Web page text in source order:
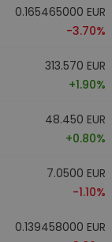
0.165465000 EUR
-3.70%
313.570 EUR
+1.90%
48.450 EUR
+0.80%
7.0500 EUR
-1.10%
0.139458000 EUR